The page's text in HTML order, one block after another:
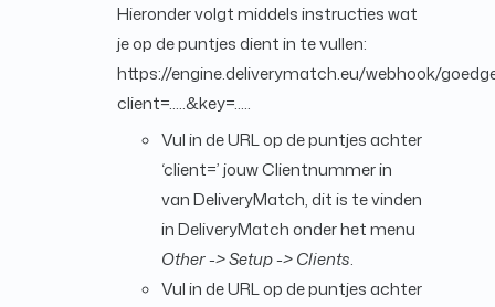
Hieronder volgt middels instructies wat
je op de puntjes dient in te vullen:
https://engine.deliverymatch.eu/webhook/
client=.....&key=.....
Vul in de URL op de puntjes achter
‘client=’ jouw Clientnummer in
van DeliveryMatch, dit is te vinden
in DeliveryMatch onder het menu
Other -> Setup -> Clients.
Vul in de URL op de puntjes achter